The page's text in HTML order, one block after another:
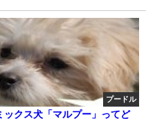
プードル
ックス犬「マルプー」ってど